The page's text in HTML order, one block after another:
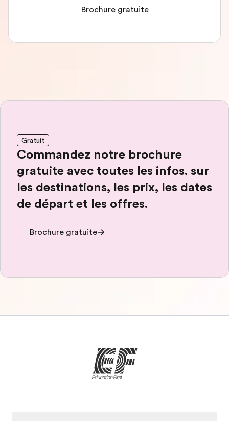
Brochure gratuite
Gratuit
Commandez notre brochure
gratuite avec toutes les infos. sur
les destinations, les prix, les dates
de départ et les offres.
Brochure gratuite